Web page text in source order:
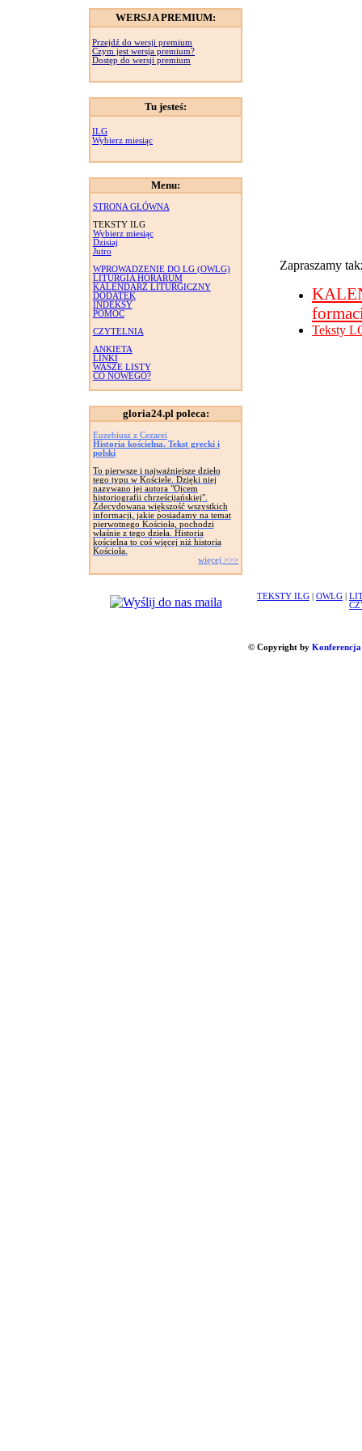
WERSJA PREMIUM:
Przejdź do wersji premium
Czym jest wersja premium?
Dostęp do wersji premium
Tu jesteś:
ILG
Wybierz miesiąc
Menu:
STRONA GŁÓWNA
TEKSTY ILG
Wybierz miesiąc
Dzisiaj
Jutro
WPROWADZENIE DO LG (OWLG)
LITURGIA HORARUM
KALENDARZ LITURGICZNY
DODATEK
INDEKSY
POMOC
CZYTELNIA
ANKIETA
LINKI
WASZE LISTY
CO NOWEGO?
gloria24.pl poleca:
Euzebiusz z Cezarei
Historia kościelna. Tekst grecki i
polski
To pierwsze i najważniejsze dzieło
tego typu w Kościele. Dzięki niej
nazywano jej autora "Ojcem
historiografii chrześcijańskiej".
Zdecydowana większość wszystkich
informacji, jakie posiadamy na temat
pierwotnego Kościoła, pochodzi
właśnie z tego dzieła. Historia
kościelna to coś więcej niż historia
Kościoła.
więcej >>>
Zapraszamy
Teksty
TEKSTY ILG OWLG
© Copyright by Konferencja